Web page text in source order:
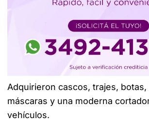
Adquirieron cascos, trajes, botas,
máscaras y una moderna
vehículos.